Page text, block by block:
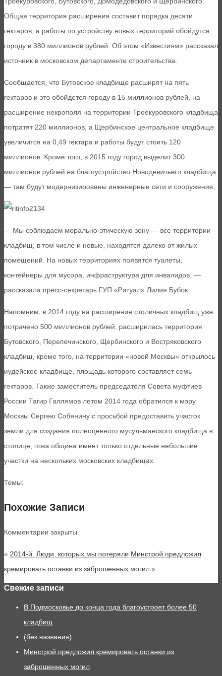
Общая территория расширения составит порядка десяти
гектаров, а работы по устройству новых территорий обойдутся
городу в 380 миллионов рублей. Об этом «Известиям» рассказал
источник в московском департаменте строительства.
Сообщается, что Бутовское кладбище расширят на пять
гектаров и это обойдется городу в 15 миллионов рублей, на
расширение некрополя на территории Троекуровского кладбища
потратят 220 миллионов, а Щербинское центральное кладбище
увеличится на 0,49 гектара и работы будут стоить 120
миллионов. Кроме того, в 2015 году город выделит 300
миллионов рублей на благоустройство Новодевичьего кладбища
— там будут модернизированы инженерные сети и сооружения.
— Мы соблюдаем морально-этическую зону — все территории
кладбищ, в том числе и новые, находятся далеко от жилых
помещений. На новых территориях появятся туалеты,
контейнеры для мусора, инфраструктура для инвалидов, —
рассказала пресс-секретарь ГУП «Ритуал» Лилия Бубок.
Напомним, в 2014 году на расширение столичных кладбищ уже
потрачено 500 миллионов рублей, расширилась территория
Бутовского, Перепечинского, Щербинского и Востряковского
кладбищ, кроме того, на территории «новой Москвы» открылось
иудейское кладбище, площадь которого составляет семь
гектаров. Также заместитель председателя Совета муфтиев
России Тагир Галлямов летом 2014 года обратился к мэру
Москвы Сергею Собянину с просьбой предоставить участок
земли для создания полноценного мусульманского кладбища в
столице, пока община имеет только отдельные небольшие
участки на нескольких московских кладбищах.
Темы:
Похожие Записи
Комментарии закрыты.
« 2014-й. Люди, которых мы потеряли Минстрой предложил
кремировать останки из заброшенных могил »
Свежие записи
В Подмосковье до конца года благоустроят более 50
кладбищ
(без названия)
Минстрой предложил кремировать останки из
заброшенных могил